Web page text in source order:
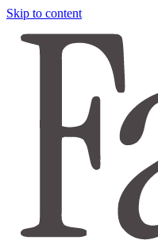
Skip to content